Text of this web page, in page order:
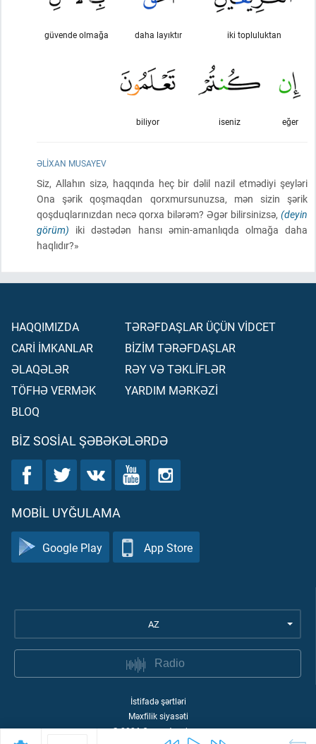
iki topluluktan
daha layıktır
güvende olmağa
eğer
iseniz
biliyor
ƏLIXAN MUSAYEV
Siz, Allahın sizə, haqqında heç bir dəlil nazil etmədiyi şeyləri
Ona şərik qoşmaqdan qorxmursunuzsa, mən sizin şərik
qoşduqlarınızdan necə qorxa bilərəm? Əgər bilirsinizsə, (deyin
görüm) iki dəstədən hansı əmin-amanlıqda olmağa daha
haqlıdır?»
HAQQIMIZDA
CARİ İMKANLAR
ƏLAQƏLƏR
TÖFHƏ VERMƏK
BLOQ
TƏRƏFDAŞLAR ÜÇÜN VİDCET
BİZİM TƏRƏFDAŞLAR
RƏY VƏ TƏKLİFLƏR
YARDIM MƏRKƏZİ
BIZ SOSIAL ŞƏBƏKƏLƏRDƏ
MOBIL UYĞULAMA
Google Play App Store
AZ
Radio
İstifadə şərtləri
Məxfilik siyasəti
©2026Quran Academy